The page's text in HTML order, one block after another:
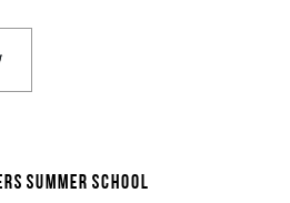
Summer School